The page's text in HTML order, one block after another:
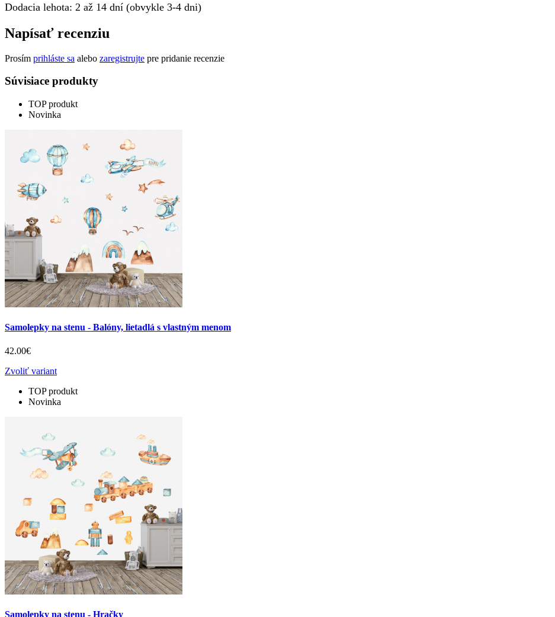
Dodacia lehota: 2 až 14 dní (obvykle 3-4 dni)
Napísať recenziu
Prosím prihláste sa alebo zaregistrujte pre pridanie recenzie
Súvisiace produkty
TOP produkt
Novinka
Samolepky na stenu - Balóny, lietadlá s vlastným menom
42.00€
Zvoliť variant
TOP produkt
Novinka
Samolepky na stenu - Hračky